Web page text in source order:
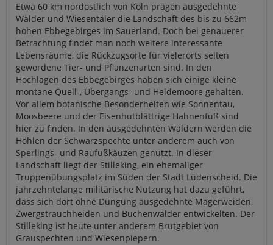
Etwa 60 km nordöstlich von Köln prägen ausgedehnte
Wälder und Wiesentäler die Landschaft des bis zu 662m
hohen Ebbegebirges im Sauerland. Doch bei genauerer
Betrachtung findet man noch weitere interessante
Lebensräume, die Rückzugsorte für vielerorts selten
gewordene Tier- und Pflanzenarten sind. In den
Hochlagen des Ebbegebirges haben sich einige kleine
montane Quell-, Übergangs- und Heidemoore gehalten.
Vor allem botanische Besonderheiten wie Sonnentau,
Moosbeere und der Eisenhutblättrige Hahnenfuß sind
hier zu finden. In den ausgedehnten Wäldern werden die
Höhlen der Schwarzspechte unter anderem auch von
Sperlings- und Raufußkäuzen genutzt. In dieser
Landschaft liegt der Stilleking, ein ehemaliger
Truppenübungsplatz im Süden der Stadt Lüdenscheid. Die
jahrzehntelange militärische Nutzung hat dazu geführt,
dass sich dort ohne Düngung ausgedehnte Magerweiden,
Zwergstrauchheiden und Buchenwälder entwickelten. Der
Stilleking ist heute unter anderem Brutgebiet von
Grauspechten und Wiesenpiepern.